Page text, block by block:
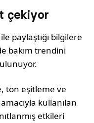
çekiyor
paylaştığı bilgilere
bakım trendini
ton eşitleme ve
kullanılan
etkileri